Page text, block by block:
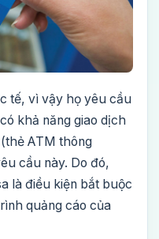
tế, vì vậy họ yêu cầu
khả năng giao dịch
ATM thông
cầu này. Do đó,
là điều kiện bắt buộc
quảng cáo của